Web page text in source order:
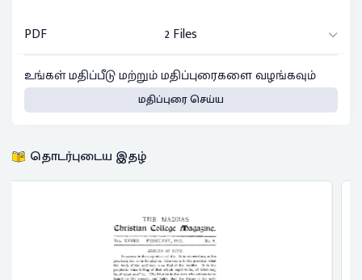
PDF
2 Files
உங்கள் மதிப்பீடு மற்றும் மதிப்புரைகளை வழங்கவும்
மதிப்புரை செய்ய
தொடர்புடைய இதழ்